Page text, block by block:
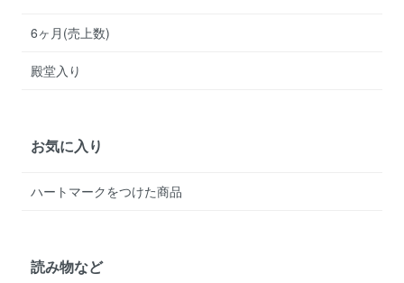
6ヶ月(売上数)
殿堂入り
お気に入り
ハートマークをつけた商品
読み物など